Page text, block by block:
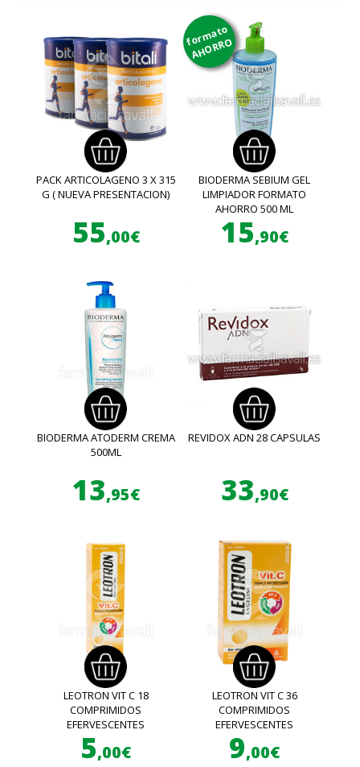
PACK ARTICOLAGENO 3 X 315
G ( NUEVA PRESENTACION)
55,00€
formato
AHORRO
BIODERMA SEBIUM GEL
LIMPIADOR FORMATO
AHORRO 500 ML
15,90€
BIODERMA ATODERM CREMA
500ML
13,95€
REVIDOX ADN 28 CAPSULAS
33,90€
LEOTRON VIT C 18
COMPRIMIDOS
EFERVESCENTES
5,00€
LEOTRON VIT C 36
COMPRIMIDOS
EFERVESCENTES
9,00€